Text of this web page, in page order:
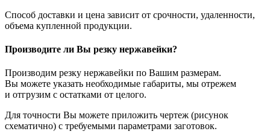
Способ доставки и цена зависит от срочности, удаленности,
объема купленной продукции.
Производите ли Вы резку нержавейки?
Производим резку нержавейки по Вашим размерам.
Вы можете указать необходимые габариты, мы отрежем
и отгрузим с остатками от целого.
Для точности Вы можете приложить чертеж (рисунок
схематично) с требуемыми параметрами заготовок.